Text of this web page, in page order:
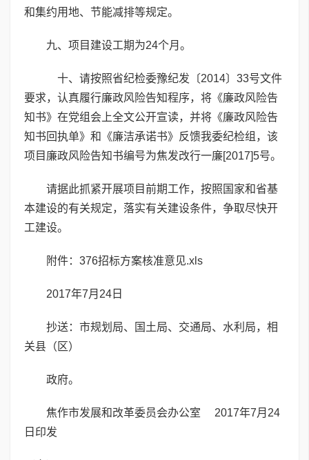
和集约用地、节能减排等规定。
九、项目建设工期为24个月。
十、请按照省纪检委豫纪发〔2014〕33号文件
要求，认真履行廉政风险告知程序，将《廉政风险告
知书》在党组会上全文公开宣读，并将《廉政风险告
知书回执单》和《廉洁承诺书》反馈我委纪检组，该
项目廉政风险告知书编号为焦发改行一廉[2017]5号。
请据此抓紧开展项目前期工作，按照国家和省基
本建设的有关规定，落实有关建设条件，争取尽快开
工建设。
附件： 376招标方案核准意见.xls
2017年7月24日
抄送：市规划局、国土局、交通局、水利局，相
关县（区）
政府。
焦作市发展和改革委员会办公室 2017年7月24
日印发